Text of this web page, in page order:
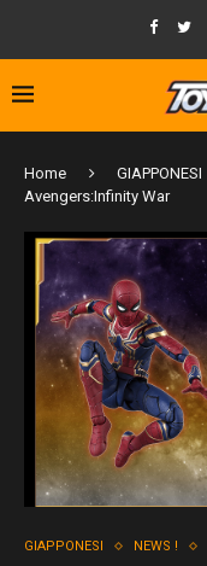
Home GIAPPONESI
Avengers:Infinity War
GIAPPONESI NEWS !